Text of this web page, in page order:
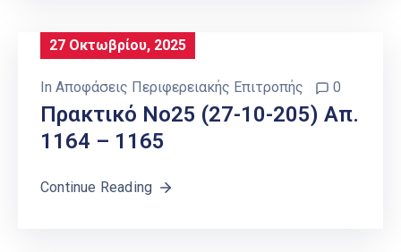
27 Οκτωβρίου, 2025
In Αποφάσεις Περιφερειακής Επιτροπής 0
Πρακτικό Νο25 (27-10-205) Απ.
1164 – 1165
Continue Reading